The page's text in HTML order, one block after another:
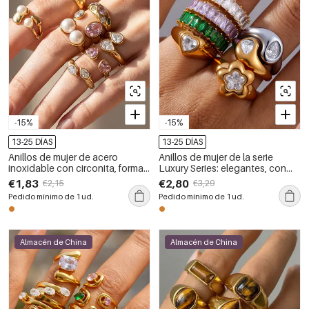
-15%
13-25 DÍAS
Anillos de mujer de acero
inoxidable con circonita, forma
irregular y diseño lujoso,
resistentes al agua.
€1,83 €2,15
Pedido mínimo de 1 ud.
-15%
13-25 DÍAS
Anillos de mujer de la serie
Luxury Series: elegantes, con
forma de corazón rectangular,
de acero inoxidable, resistentes
al agua y con circonitas color
oro.
€2,80 €3,29
Pedido mínimo de 1 ud.
Almacén de China Almacén de China